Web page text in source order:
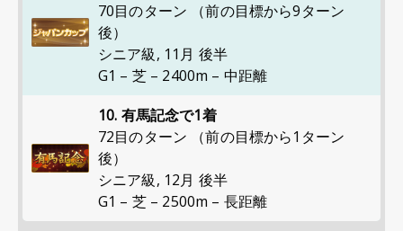
70目のターン （前の目標から9ターン
後）
シニア級, 11月 後半
G1 – 芝 – 2400m – 中距離
10. 有馬記念で1着
72目のターン （前の目標から1ターン
後）
シニア級, 12月 後半
G1 – 芝 – 2500m – 長距離